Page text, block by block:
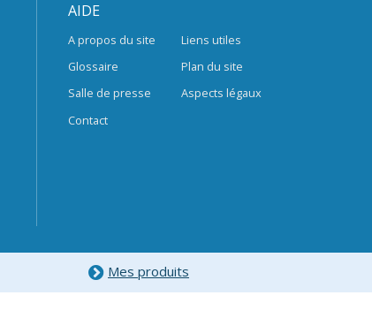
AIDE
A propos du site
Glossaire
Salle de presse
Contact
Liens utiles
Plan du site
Aspects légaux
Mes produits